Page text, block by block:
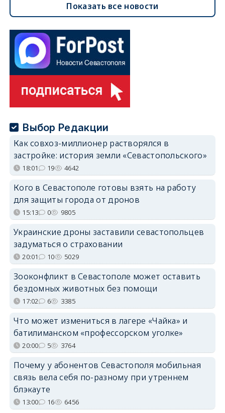
Показать все новости
Выбор Редакции
Как совхоз-миллионер растворялся в
застройке: история земли «Севастопольского»
18:01 19 4642
Кого в Севастополе готовы взять на работу
для защиты города от дронов
15:13 0 9805
Украинские дроны заставили севастопольцев
задуматься о страховании
20:01 10 5029
Зооконфликт в Севастополе может оставить
бездомных животных без помощи
17:02 6 3385
Что может измениться в лагере «Чайка» и
батилиманском «профессорском уголке»
20:00 5 3764
Почему у абонентов Севастополя мобильная
связь вела себя по-разному при утреннем
блэкауте
13:00 16 6456